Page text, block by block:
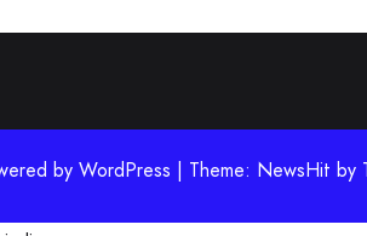
by WordPress | Theme: NewsHit by